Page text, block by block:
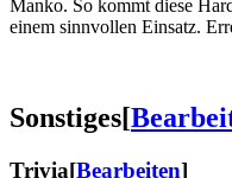
Manko. So kommt diese
einem sinnvollen Einsatz.
Sonstiges[
Trivia[Bearbeiten]